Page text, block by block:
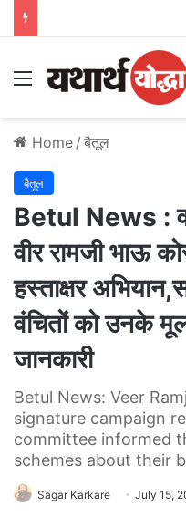
Menu
Home / बैतूल
बैतूल
Betul News :
वीर रामजी भाऊ
हस्ताक्षर
वंचितों को उनके
जानकारी
Betul News: Veer
signature campaign
committee informed
schemes about their
Sagar Karkare July 15,